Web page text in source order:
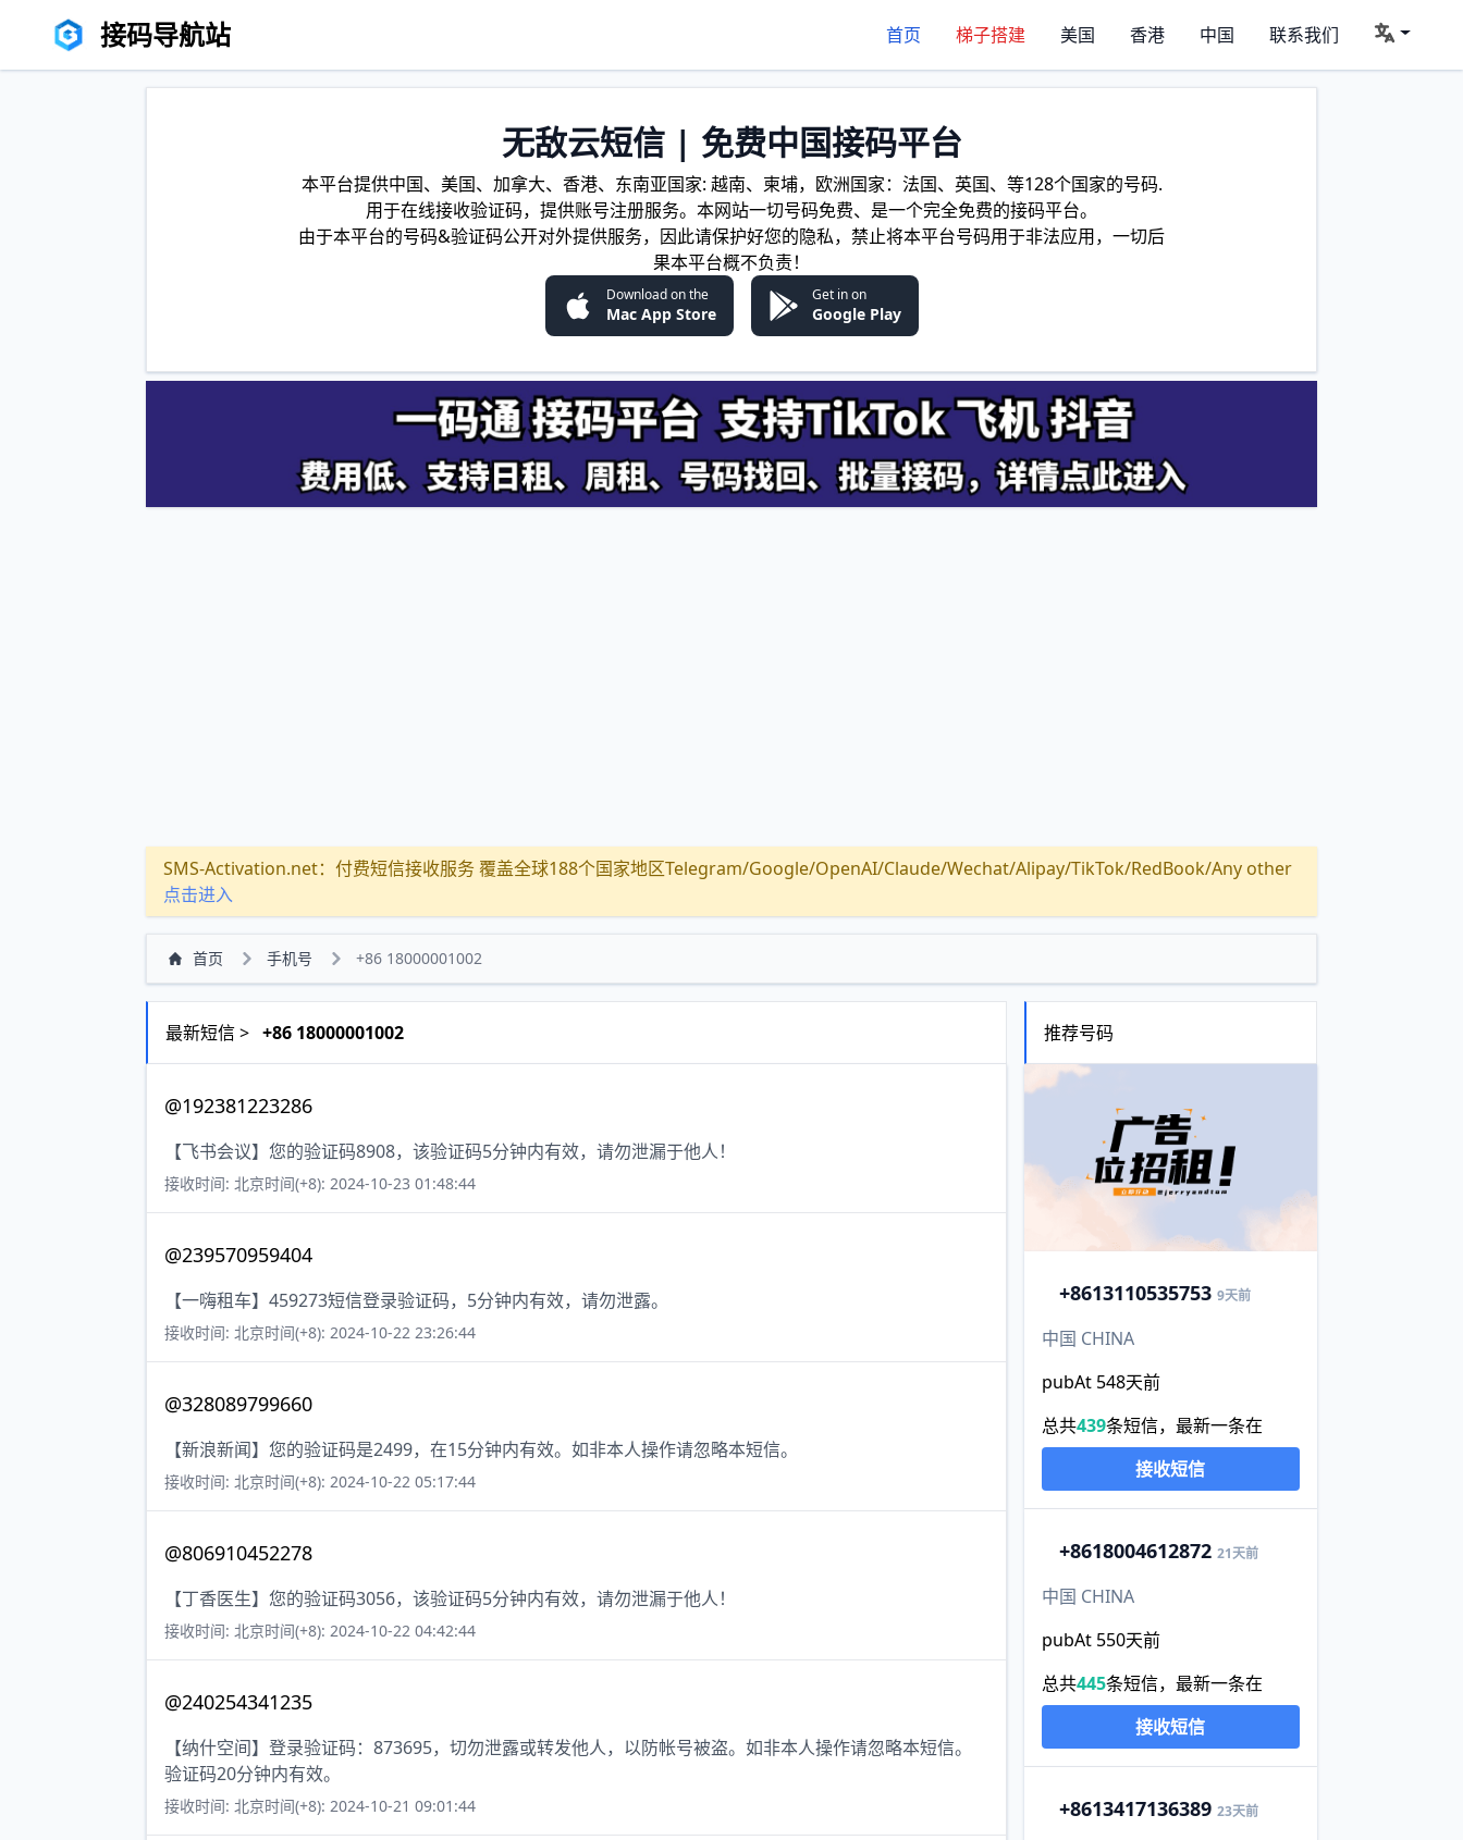
接码导航站 首页 梯子搭建 美国 香港 中国 联系我们
无敌云短信 | 免费中国接码平台
本平台提供中国、美国、加拿大、香港、东南亚国家: 越南、柬埔，欧洲国家：法国、英国、等128个国家的号码.
用于在线接收验证码，提供账号注册服务。本网站一切号码免费、是一个完全免费的接码平台。
由于本平台的号码&验证码公开对外提供服务，因此请保护好您的隐私，禁止将本平台号码用于非法应用，一切后
果本平台概不负责！
Download on the
Mac App Store
Get in on
Google Play
SMS-Activation.net：付费短信接收服务 覆盖全球188个国家地区Telegram/Google/OpenAI/Claude/Wechat/Alipay/TikTok/RedBook/Any other
点击进入
首页 手机号 +86 18000001002
最新短信 > +86 18000001002
@192381223286
【飞书会议】您的验证码8908，该验证码5分钟内有效，请勿泄漏于他人！
接收时间: 北京时间(+8): 2024-10-23 01:48:44
@239570959404
【一嗨租车】459273短信登录验证码，5分钟内有效，请勿泄露。
接收时间: 北京时间(+8): 2024-10-22 23:26:44
@328089799660
【新浪新闻】您的验证码是2499，在15分钟内有效。如非本人操作请忽略本短信。
接收时间: 北京时间(+8): 2024-10-22 05:17:44
@806910452278
【丁香医生】您的验证码3056，该验证码5分钟内有效，请勿泄漏于他人！
接收时间: 北京时间(+8): 2024-10-22 04:42:44
@240254341235
【纳什空间】登录验证码：873695，切勿泄露或转发他人，以防帐号被盗。如非本人操作请忽略本短信。
验证码20分钟内有效。
接收时间: 北京时间(+8): 2024-10-21 09:01:44
推荐号码
+8613110535753 9天前
中国 CHINA
pubAt 548天前
总共439条短信，最新一条在
接收短信
+8618004612872 21天前
中国 CHINA
pubAt 550天前
总共445条短信，最新一条在
接收短信
+8613417136389 23天前